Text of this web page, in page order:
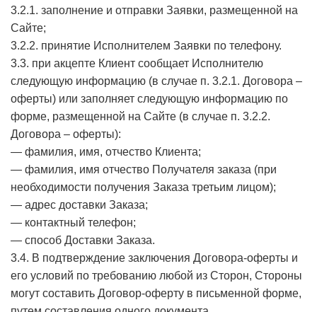
3.2.1. заполнение и отправки Заявки, размещенной на
Сайте;
3.2.2. принятие Исполнителем Заявки по телефону.
3.3. при акцепте Клиент сообщает Исполнителю
следующую информацию (в случае п. 3.2.1. Договора –
оферты) или заполняет следующую информацию по
форме, размещенной на Сайте (в случае п. 3.2.2.
Договора – оферты):
— фамилия, имя, отчество Клиента;
— фамилия, имя отчество Получателя заказа (при
необходимости получения Заказа третьим лицом);
— адрес доставки Заказа;
— контактный телефон;
— способ Доставки Заказа.
3.4. В подтверждение заключения Договора-оферты и
его условий по требованию любой из Сторон, Стороны
могут составить Договор-оферту в письменной форме,